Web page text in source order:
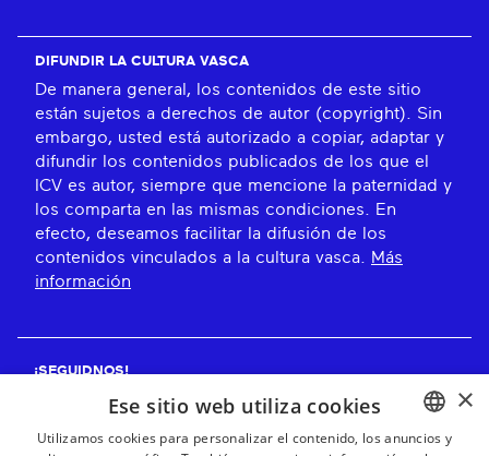
DIFUNDIR LA CULTURA VASCA
De manera general, los contenidos de este sitio
están sujetos a derechos de autor (copyright). Sin
embargo, usted está autorizado a copiar, adaptar y
difundir los contenidos publicados de los que el
ICV es autor, siempre que mencione la paternidad y
los comparta en las mismas condiciones. En
efecto, deseamos facilitar la difusión de los
contenidos vinculados a la cultura vasca.
Más
información
¡SEGUIDNOS!
×
Ese sitio web utiliza cookies
Utilizamos cookies para personalizar el contenido, los anuncios y